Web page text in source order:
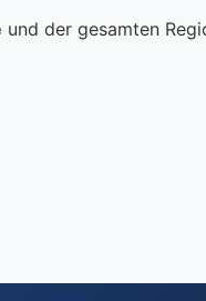
und der gesamten